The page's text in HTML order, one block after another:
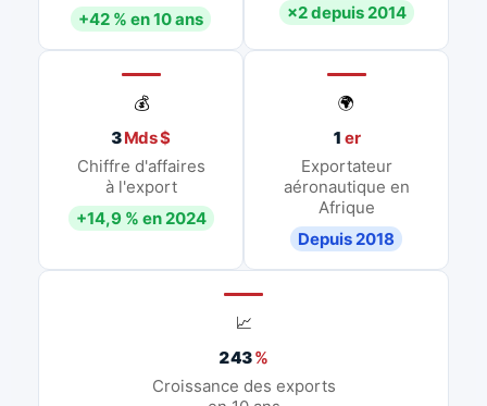
+42 % en 10 ans
×2 depuis 2014
💰
3Mds $
Chiffre d'affaires
à l'export
+14,9 % en 2024
🌍
1 er
Exportateur
aéronautique en
Afrique
Depuis 2018
📈
243%
Croissance des exports